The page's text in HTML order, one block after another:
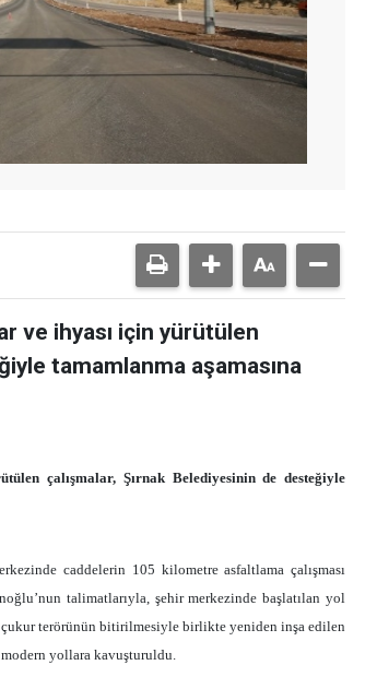
ve ihyası için yürütülen
tamamlanma aşamasına
çalışmalar, Şırnak Belediyesinin de desteğiyle
caddelerin 105 kilometreasfaltlama çalışması
talimatlarıyla, şehir merkezinde başlatılan yol
çukur terörünün bitirilmesiyle birlikte yeniden inşa edilen
yollara kavuşturuldu.